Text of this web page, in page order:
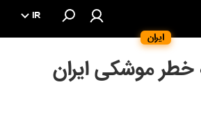
ایران
IR
خطر موشکی ایران